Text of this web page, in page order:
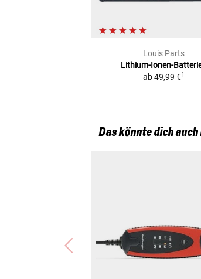
Louis Parts
Lithium-Ionen-
ab 49,99 €1
Das könnte dich